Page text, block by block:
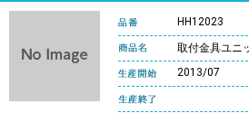
HH12023
取付金具ユニ
2013/07